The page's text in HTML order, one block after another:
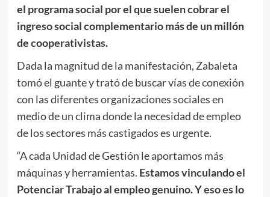
el programa social por el que suelen cobrar el
ingreso social complementario más de un millón
de cooperativistas.
Dada la magnitud de la manifestación, Zabaleta
tomó el guante y trató de buscar vías de conexión
con las diferentes organizaciones sociales en
medio de un clima donde la necesidad de empleo
de los sectores más castigados es urgente.
“A cada Unidad de Gestión le aportamos más
máquinas y herramientas. Estamos vinculando el
Potenciar Trabajo al empleo genuino. Y eso es lo